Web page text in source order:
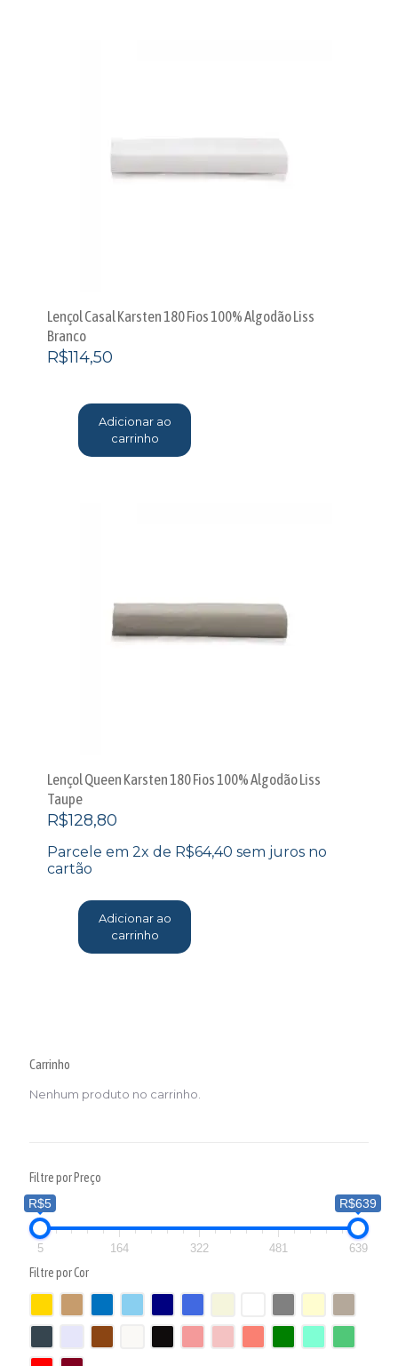
Lençol Casal Karsten 180 Fios 100% Algodão Liss
Branco
R$114,50
Adicionar ao
carrinho
Lençol Queen Karsten 180 Fios 100% Algodão Liss
Taupe
R$128,80
Parcele em 2x de R$64,40 sem juros no
cartão
Adicionar ao
carrinho
Carrinho
Nenhum produto no carrinho.
Filtre por Preço
R$5
R$639
5 164 322 481 639
Filtre por Cor